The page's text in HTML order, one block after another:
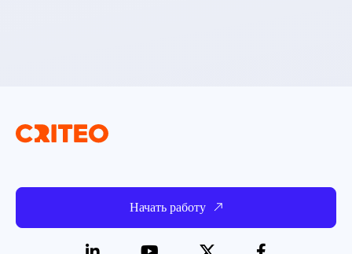
Начать работу